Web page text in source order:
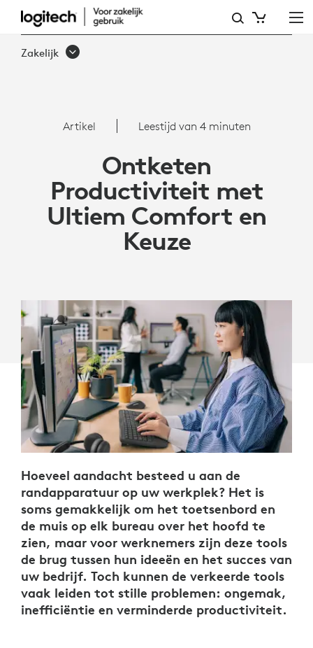
ONTKETEN
PRODUCTIVITEIT
LOGITECH
SIGNATURE
COMFORT
PLUS
COMBO
Zakelijk
Artikel Leestijd van 4 minuten
Ontketen
Productiviteit met
Ultiem Comfort en
Keuze
Hoeveel aandacht besteed u aan de
randapparatuur op uw werkplek? Het is
soms gemakkelijk om het toetsenbord en
de muis op elk bureau over het hoofd te
zien, maar voor werknemers zijn deze tools
de brug tussen hun ideeën en het succes van
uw bedrijf. Toch kunnen de verkeerde tools
vaak leiden tot stille problemen: ongemak,
inefficiëntie en verminderde productiviteit.